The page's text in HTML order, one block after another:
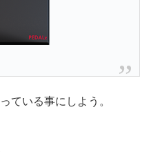
ている事にしよう。